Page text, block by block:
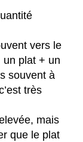
vers le
un plat + un
souvent à
très
mais
que le plat